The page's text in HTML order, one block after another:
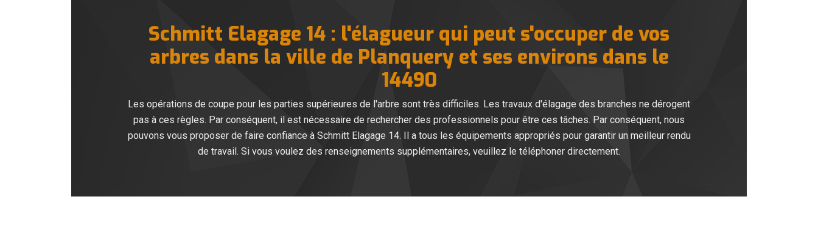
Schmitt Elagage 14 : l'élagueur qui peut s'occuper de vos
arbres dans la ville de Planquery et ses environs dans le
14490
Les opérations de coupe pour les parties supérieures de l'arbre sont très difficiles. Les travaux d'élagage des branches ne dérogent
pas à ces règles. Par conséquent, il est nécessaire de rechercher des professionnels pour être ces tâches. Par conséquent, nous
pouvons vous proposer de faire confiance à Schmitt Elagage 14. Il a tous les équipements appropriés pour garantir un meilleur rendu
de travail. Si vous voulez des renseignements supplémentaires, veuillez le téléphoner directement.